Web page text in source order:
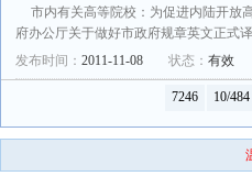
市内有关高等院校：为促进内陆开放
府办公厅关于做好市政府规章英文正式
发布时间：2011-11-08 状态：有效
7246 10/484